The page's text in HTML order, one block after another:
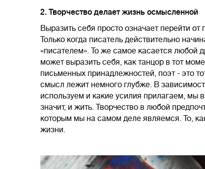
2. Творчество делает жизнь осмысленной
Выразить себя просто означает перейти
Только когда писатель действительно
«писателем». То же самое касается любой
может выразить себя, как танцор в тот
письменных принадлежностей, поэт - это
смысл лежит немного глубже. В
используем и какие усилия прилагаем, мы
значит, и жить. Творчество в любой
которым мы на самом деле являемся. То,
жизни.